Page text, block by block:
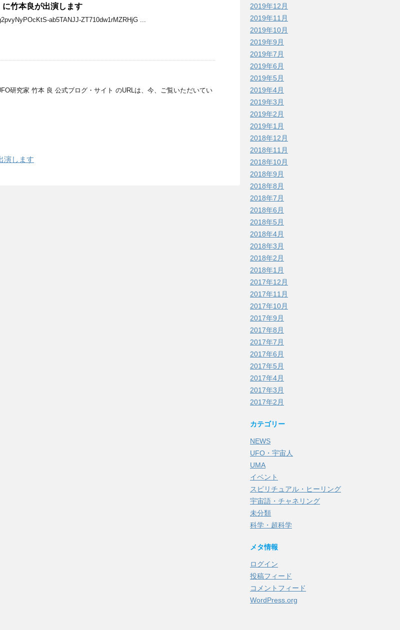
竹本良が出演します
ab5TANJJ-ZT710dw1rMZRHjG ...
研究家 竹本 良 公式ブログ・サイト のURLは、今、ご覧いただいてい
演します
2019年12月
2019年11月
2019年10月
2019年9月
2019年7月
2019年6月
2019年5月
2019年4月
2019年3月
2019年2月
2019年1月
2018年12月
2018年11月
2018年10月
2018年9月
2018年8月
2018年7月
2018年6月
2018年5月
2018年4月
2018年3月
2018年2月
2018年1月
2017年12月
2017年11月
2017年10月
2017年9月
2017年8月
2017年7月
2017年6月
2017年5月
2017年4月
2017年3月
2017年2月
カテゴリー
NEWS
UFO・宇宙人
UMA
イベント
スピリチュアル・ヒーリング
宇宙語・チャネリング
未分類
科学・超科学
メタ情報
ログイン
投稿フィード
コメントフィード
WordPress.org